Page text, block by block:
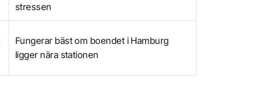
stressen
Fungerar bäst om boendet i Hamburg
ligger nära stationen